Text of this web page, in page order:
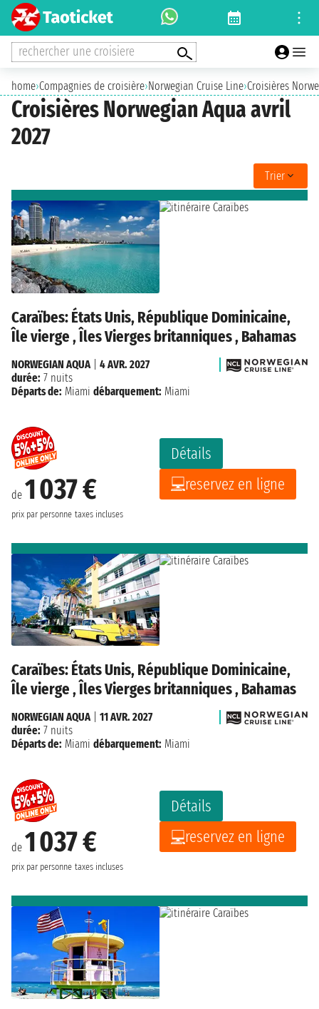
rechercher une croisiere
home›Compagnies de croisière›Norwegian Cruise Line›Croisières
Croisières Norwegian Aqua avril
2027
Trier
Caraïbes: États Unis, République Dominicaine,
Île vierge , Îles Vierges britanniques , Bahamas
de 1 037 €
prix par personne taxes incluses
Détails
reservez en ligne
NORWEGIAN AQUA
4 AVR. 2027
durée: 7 nuits
Départs de: Miami débarquement: Miami
Caraïbes: États Unis, République Dominicaine,
Île vierge , Îles Vierges britanniques , Bahamas
de 1 037 €
prix par personne taxes incluses
Détails
reservez en ligne
NORWEGIAN AQUA| 11 AVR. 2027
durée: 7 nuits
Départs de: Miami débarquement: Miami